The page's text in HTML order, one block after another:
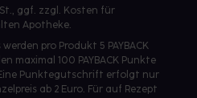
ggf. zzgl. Kosten für
Apotheke.
pro Produkt 5 PAYBACK
maximal 100 PAYBACK Punkte
Punktegutschrift erfolgt nur
ab 2 Euro. Für auf Rezept